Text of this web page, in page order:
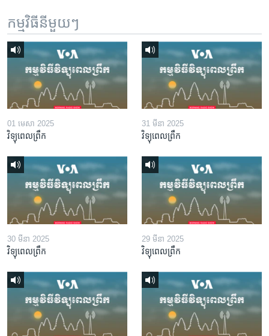
កម្មវិធី​នីមួយៗ
01 មេសា 2025
វិទ្យុពេលព្រឹក
31 មីនា 2025
វិទ្យុពេលព្រឹក
30 មីនា 2025
វិទ្យុពេលព្រឹក
29 មីនា 2025
វិទ្យុពេលព្រឹក